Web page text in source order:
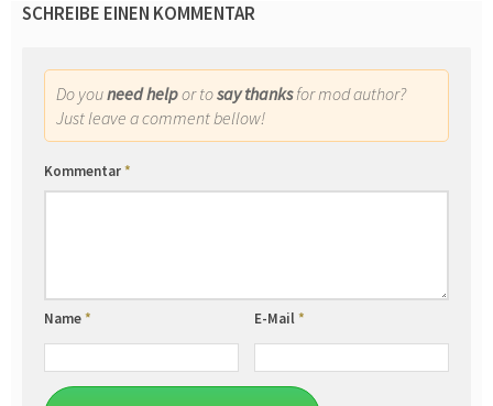
SCHREIBE EINEN KOMMENTAR
Do youneed helpor tosay thanksfor mod author?
Just leave a comment bellow!
Kommentar*
Name* E-Mail*